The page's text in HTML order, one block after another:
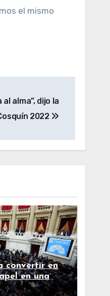
el mismo
alma”, dijo la
2022
convertir en
en una